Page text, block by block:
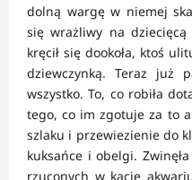
dolną wargę w niemej
się wrażliwy na
kręcił się dookoła, ktoś
dziewczynką. Teraz już
wszystko. To, co robiła
tego, co im zgotuje za to
szlaku i przewiezienie do
kuksańce i obelgi.
rzuconych w kącie